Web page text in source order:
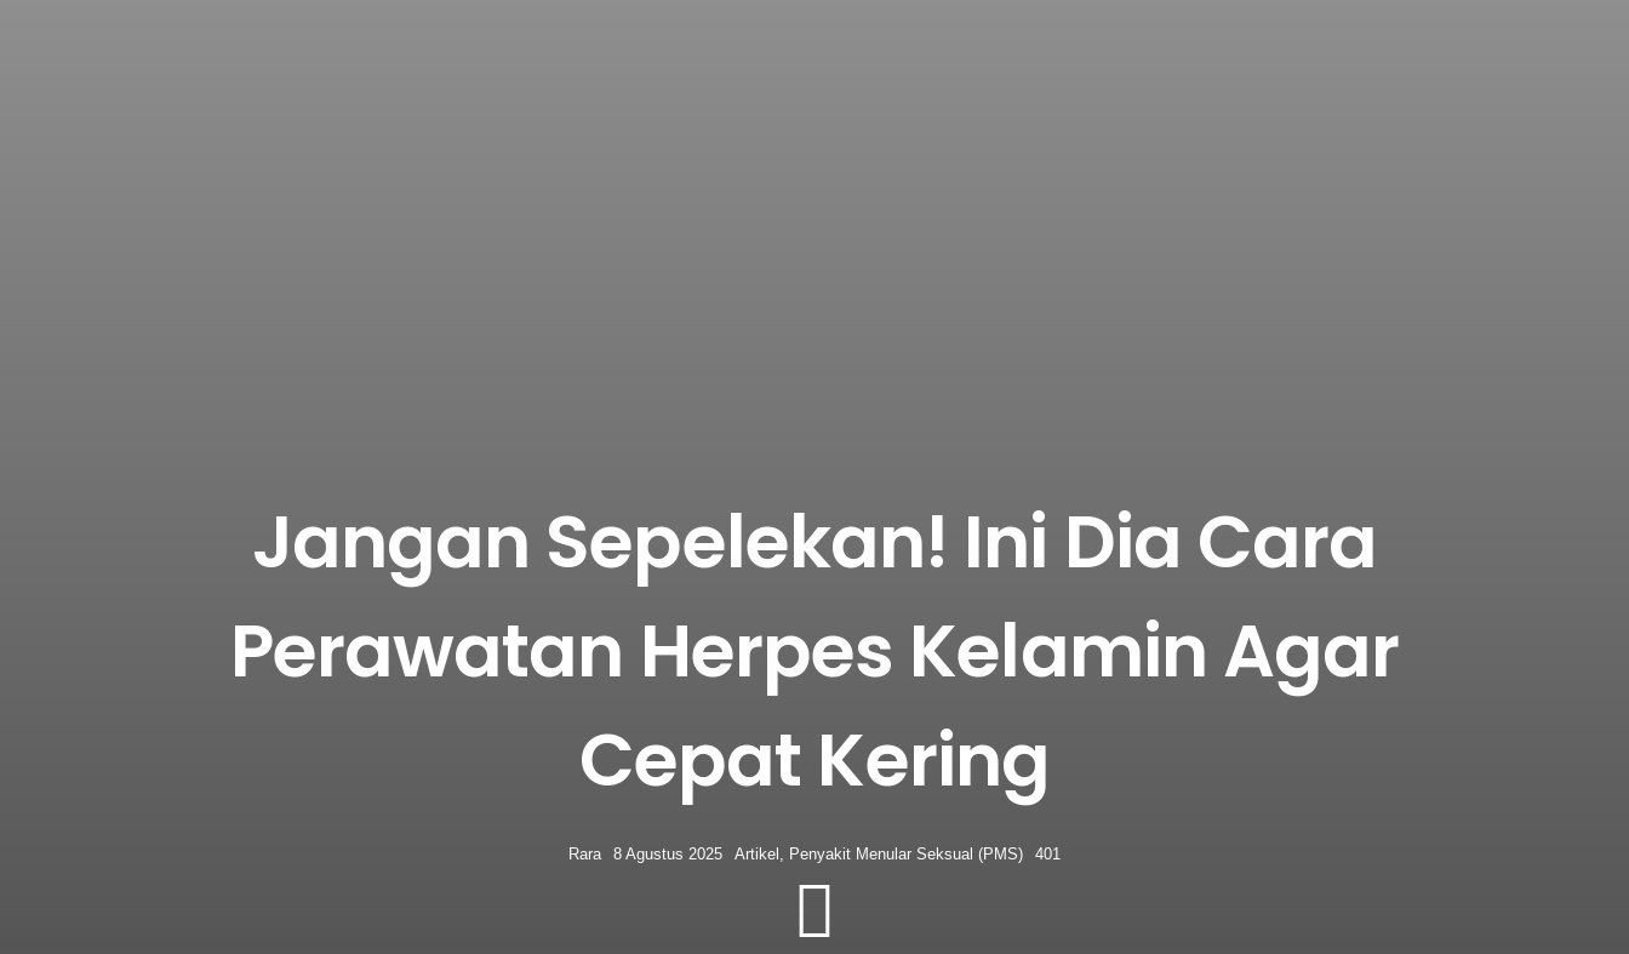
Jangan Sepelekan! Ini Dia Cara
Perawatan Herpes Kelamin Agar
Cepat Kering
Rara 8 Agustus 2025 Artikel , Penyakit Menular Seksual (PMS) 401